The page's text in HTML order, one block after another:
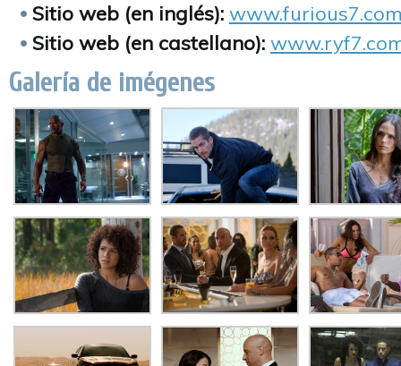
Sitio web (en inglés):
Sitio web (en castellano):
Galería de imégenes